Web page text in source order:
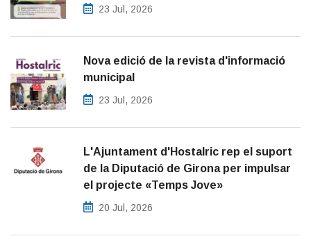
23 Jul, 2026
Nova edició de la revista d'informació
municipal
23 Jul, 2026
L'Ajuntament d'Hostalric rep el suport
de la Diputació de Girona per impulsar
el projecte «Temps Jove»
20 Jul, 2026